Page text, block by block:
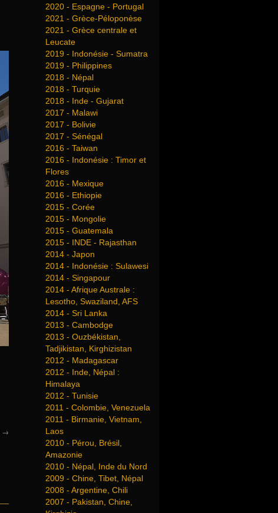
→
2020 - Espagne - Portugal
2021 - Grèce-Péloponèse
2021 - Grèce centrale et
Leucate
2019 - Indonésie - Sumatra
2019 - Philippines
2018 - Népal
2018 - Turquie
2018 - Inde - Gujarat
2017 - Malawi
2017 - Bolivie
2017 - Sénégal
2016 - Taiwan
2016 - Indonésie : Timor et
Flores
2016 - Mexique
2016 - Ethiopie
2015 - Corée
2015 - Mongolie
2015 - Guatemala
2015 - INDE - Rajasthan
2014 - Japon
2014 - Indonésie : Sulawesi
2014 - Singapour
2014 - Afrique Australe :
Lesotho, Swaziland, AFS
2014 - Sri Lanka
2013 - Cambodge
2013 - Ouzbékistan,
Tadjikistan, Kirghizistan
2012 - Madagascar
2012 - Inde, Népal :
Himalaya
2012 - Tunisie
2011 - Colombie, Venezuela
2011 - Birmanie, Vietnam,
Laos
2010 - Pérou, Brésil,
Amazonie
2010 - Népal, Inde du Nord
2009 - Chine, Tibet, Népal
2008 - Argentine, Chili
2007 - Pakistan, Chine,